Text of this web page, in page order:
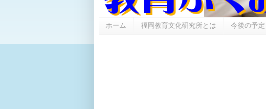
ホーム 福岡教育文化研究所とは 今後の予定